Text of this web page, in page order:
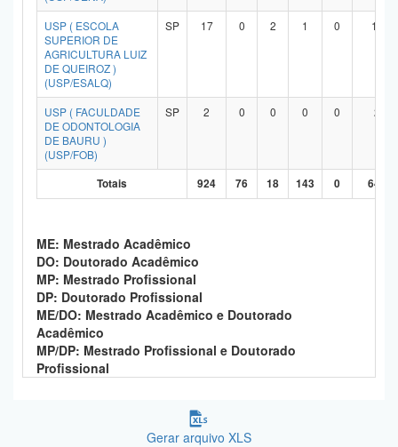
USP ( ESCOLA
SUPERIOR DE
AGRICULTURA LUIZ
DE QUEIROZ )
(USP/ESALQ)
SP 17 0 2 1 0 14
USP ( FACULDADE
DE ODONTOLOGIA
DE BAURU )
(USP/FOB)
SP 2 0 0 0 0 2
Totais 924 76 18 143 0 646
ME: Mestrado Acadêmico
DO: Doutorado Acadêmico
MP: Mestrado Profissional
DP: Doutorado Profissional
ME/DO: Mestrado Acadêmico e Doutorado
Acadêmico
MP/DP: Mestrado Profissional e Doutorado
Profissional
Gerar arquivo XLS